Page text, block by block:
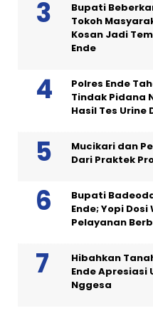
Bupati
Tokoh
Kosan Jadi
Ende
Polres Ende
Tindak Pidana
Hasil Tes Urine
Mucikari dan
Dari Praktek
Bupati
Ende; Yopi
Pelayanan
Hibahkan
Ende Apresiasi
Nggesa